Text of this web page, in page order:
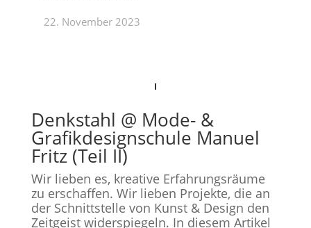
22. November 2023
Denkstahl @ Mode- &
Grafikdesignschule Manuel
Fritz (Teil II)
Wir lieben es, kreative Erfahrungsräume
zu erschaffen. Wir lieben Projekte, die an
der Schnittstelle von Kunst & Design den
Zeitgeist widerspiegeln. In diesem Artikel